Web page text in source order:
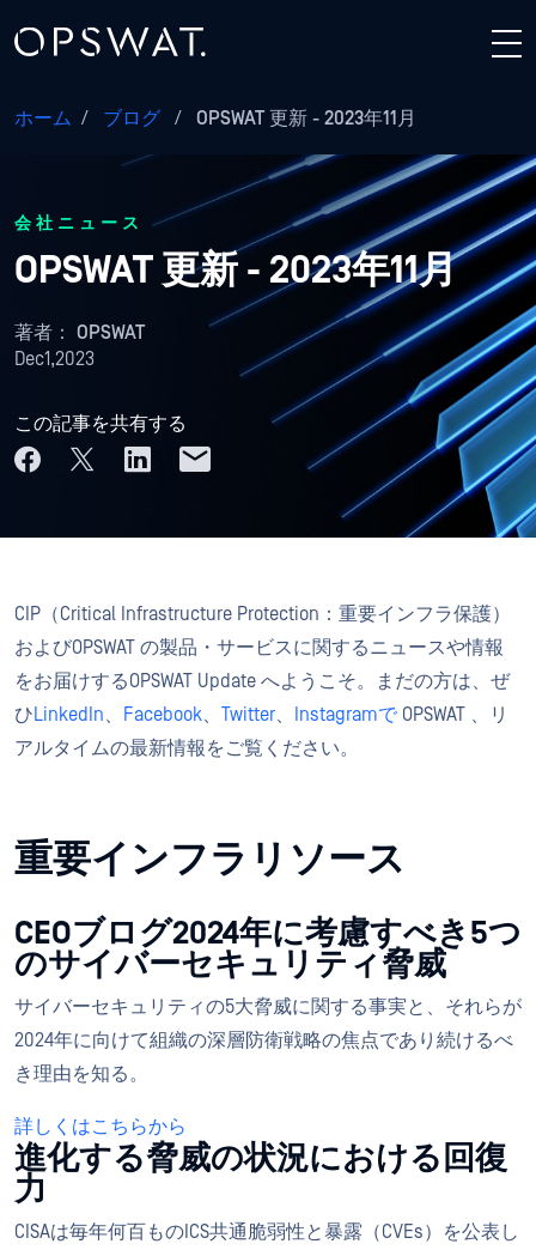
ホーム / ブログ / OPSWAT 更新 - 2023年11月
会社ニュース
OPSWAT 更新 - 2023年11月
著者： OPSWAT
Dec1,2023
この記事を共有する
CIP（Critical Infrastructure Protection：重要インフラ保護）
およびOPSWAT の製品・サービスに関するニュースや情報
をお届けするOPSWAT Update へようこそ。まだの方は、ぜ
ひLinkedIn、 Facebook、 Twitter、 Instagramで OPSWAT 、リ
アルタイムの最新情報をご覧ください。
重要インフラリソース
CEOブログ2024年に考慮すべき5つ
のサイバーセキュリティ脅威
サイバーセキュリティの5大脅威に関する事実と、それらが
2024年に向けて組織の深層防衛戦略の焦点であり続けるべ
き理由を知る。
詳しくはこちらから
進化する脅威の状況における回復
力
CISAは毎年何百ものICS共通脆弱性と暴露（CVEs）を公表し